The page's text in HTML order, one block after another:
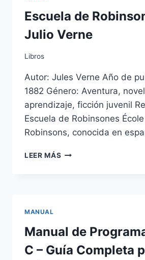
BRUJA
–
H.P.
Escuela de
Julio Verne
Libros
Autor: Jules Verne Año de
1882 Género: Aventura,
aprendizaje, ficción juvenil
Escuela de Robinsones
Robinsons, conocida en
LEER MÁS ESCUELA
MANUAL
Manual de
C – Guía Completa